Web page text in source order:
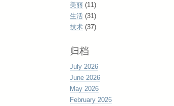
美丽 (11)
生活 (31)
技术 (37)
归档
July 2026
June 2026
May 2026
February 2026